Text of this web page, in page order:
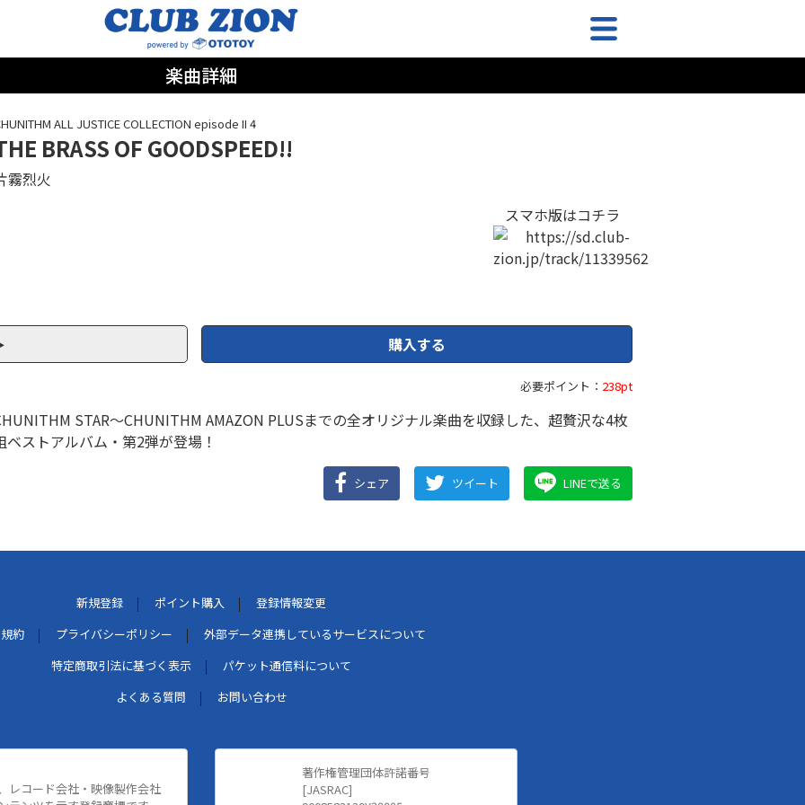
楽曲詳細
ALL JUSTICE COLLECTION episode II 4
BRASS OF GOODSPEED!!
霧烈火
スマホ版はコチラ
購入する
必要ポイント： 238pt
STAR～CHUNITHM AMAZON PLUSまでの全オリジナル楽曲を収録した、超贅沢な4枚
ベストアルバム・第2弾が登場！
シェア ツイート LINEで送る
新規登録 ポイント購入
登録情報変更
約
プライバシーポリシー
外部データ連携しているサービスについて
特定商取引法に基づく表示
パケット通信料について
よくある質問
お問い合わせ
レコード会社・映像製作会社
著作権管理団体許諾番号
[JASRAC]